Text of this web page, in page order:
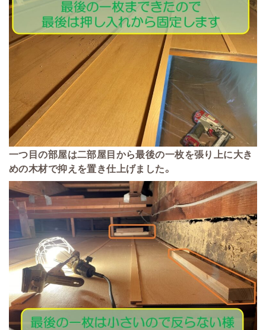
一つ目の部屋は二部屋目から最後の一枚を張り上に大き
めの木材で抑えを置き仕上げました。